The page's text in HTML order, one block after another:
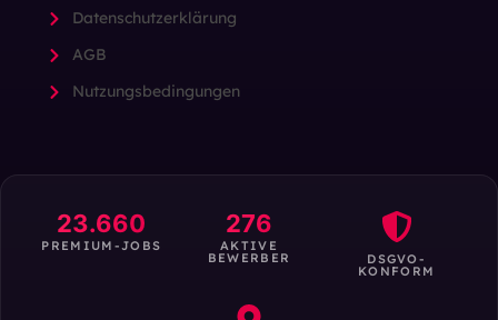
Datenschutzerklärung
AGB
Nutzungsbedingungen
23.660
PREMIUM-JOBS
276
AKTIVE
BEWERBER DSGVO-
KONFORM